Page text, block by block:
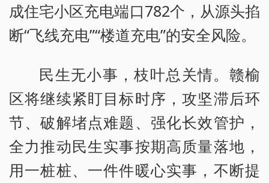
成住宅小区充电端口782个，从源头掐
断“飞线充电”“楼道充电”的安全风险。
民生无小事，枝叶总关情。赣榆
区将继续紧盯目标时序，攻坚滞后环
节、破解堵点难题、强化长效管护，
全力推动民生实事按期高质量落地，
用一桩桩、一件件暖心实事，不断提